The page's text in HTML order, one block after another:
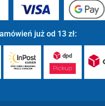
już od 13 zł: